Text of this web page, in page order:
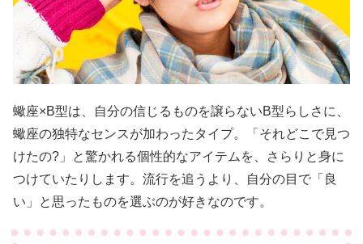
蠍座×B型は、自分の信じるものを譲らないB型らしさに、
蠍座の独特なセンスが加わったタイプ。「それどこで見つ
けたの?」と驚かれる個性的なアイテムを、さらりと身に
つけていたりします。流行を追うより、自分の目で「良
い」と思ったものを選ぶのが好きなのです。